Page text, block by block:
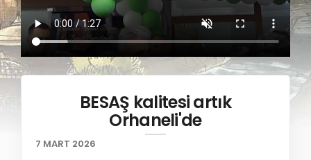
BESAŞ kalitesi artık
Orhaneli'de
7 MART 2026